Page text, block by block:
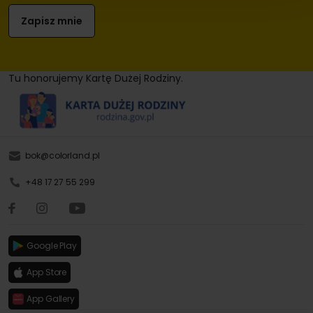
Tu honorujemy Kartę Dużej Rodziny.
bok@colorland.pl
+48 17 27 55 299
Google Play
App Store
App Gallery